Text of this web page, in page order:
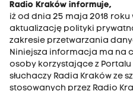
Radio Kraków informuje,
iż od dnia 25 maja 2018
aktualizację polityki
zakresie przetwarzania
Niniejsza informacja ma na
osoby korzystające z
słuchaczy Radia Kraków ze
stosowanych przez Radio